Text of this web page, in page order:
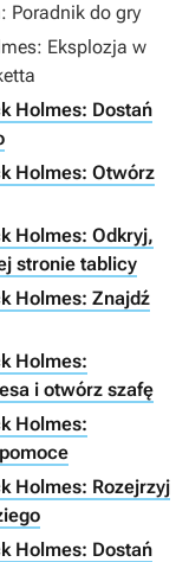
Poradnik do gry
Eksplozja w
Holmes: Dostań
Holmes: Otwórz
Holmes: Odkryj,
stronie tablicy
Holmes: Znajdź
Holmes:
i otwórz szafę
Holmes:
Holmes: Rozejrzyj
Holmes: Dostań